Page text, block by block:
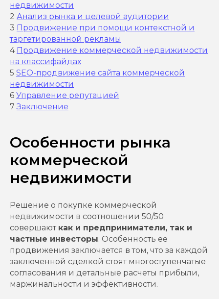
недвижимости
2 Анализ рынка и целевой аудитории
3 Продвижение при помощи контекстной и
таргетированной рекламы
4 Продвижение коммерческой недвижимости
на классифайдах
5 SEO-продвижение сайта коммерческой
недвижимости
6 Управление репутацией
7Заключение
Особенности рынка
коммерческой
недвижимости
Решение о покупке коммерческой
недвижимости в соотношении 50/50
совершают как и предприниматели, так и
частные инвесторы. Особенность ее
продвижения заключается в том, что за каждой
заключенной сделкой стоят многоступенчатые
согласования и детальные расчеты прибыли,
маржинальности и эффективности.